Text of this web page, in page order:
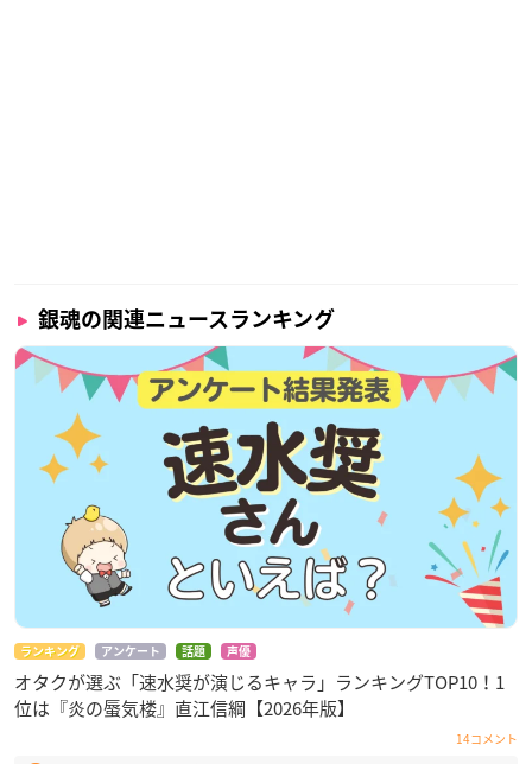
銀魂の関連ニュースランキング
ランキング アンケート 話題 声優
オタクが選ぶ「速水奨が演じるキャラ」ランキングTOP10！1
位は『炎の蜃気楼』直江信綱【2026年版】
14コメント